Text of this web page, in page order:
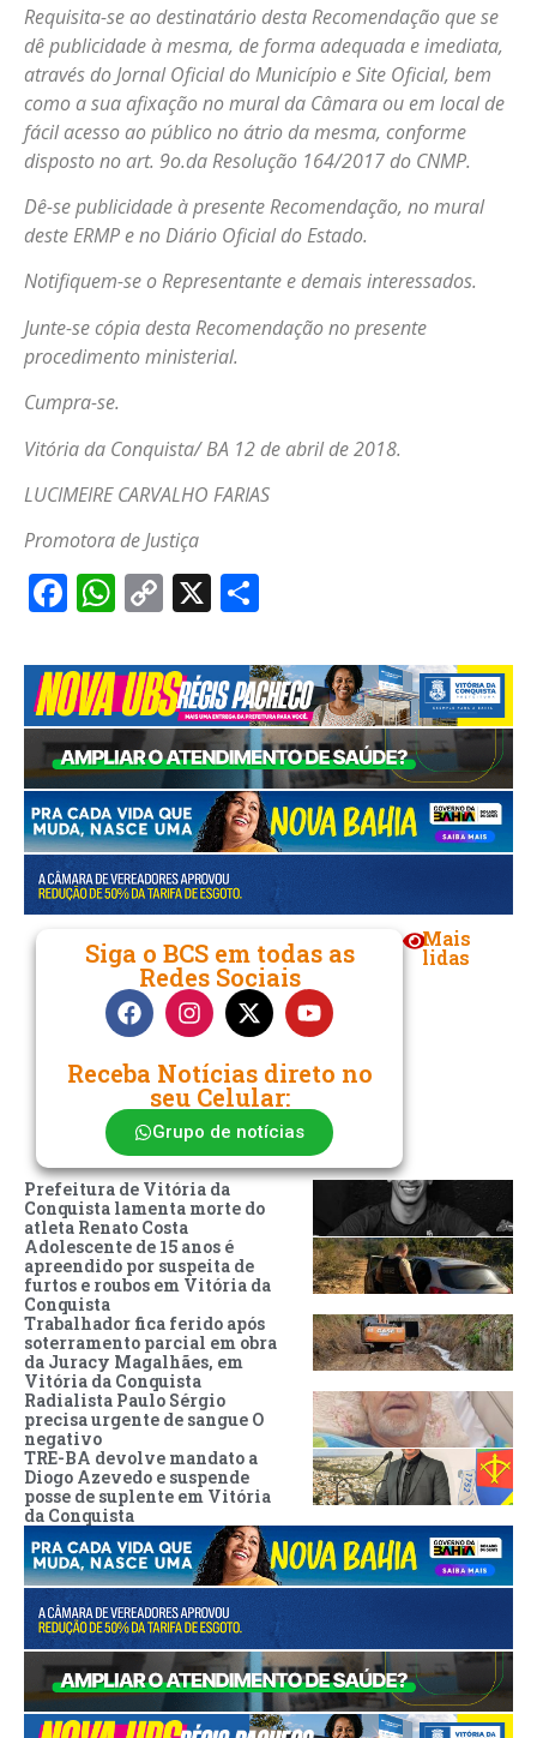
Requisita-se ao destinatário desta Recomendação que se
dê publicidade à mesma, de forma adequada e imediata,
através do Jornal Oficial do Município e Site Oficial, bem
como a sua afixação no mural da Câmara ou em local de
fácil acesso ao público no átrio da mesma, conforme
disposto no art. 9o.da Resolução 164/2017 do CNMP.
Dê-se publicidade à presente Recomendação, no mural
deste ERMP e no Diário Oficial do Estado.
Notifiquem-se o Representante e demais interessados.
Junte-se cópia desta Recomendação no presente
procedimento ministerial.
Cumpra-se.
Vitória da Conquista/ BA 12 de abril de 2018.
LUCIMEIRE CARVALHO FARIAS
Promotora de Justiça​
Facebook
WhatsApp
Copy
X
Siga o BCS em todas as
Redes Sociais
Receba Notícias direto no
seu Celular:
Grupo de notícias
Mais
lidas
Prefeitura de Vitória da
Conquista lamenta morte do
atleta Renato Costa
Adolescente de 15 anos é
apreendido por suspeita de
furtos e roubos em Vitória da
Conquista
Trabalhador fica ferido após
soterramento parcial em obra
da Juracy Magalhães, em
Vitória da Conquista
Radialista Paulo Sérgio
precisa urgente de sangue O
negativo
TRE-BA devolve mandato a
Diogo Azevedo e suspende
posse de suplente em Vitória
da Conquista